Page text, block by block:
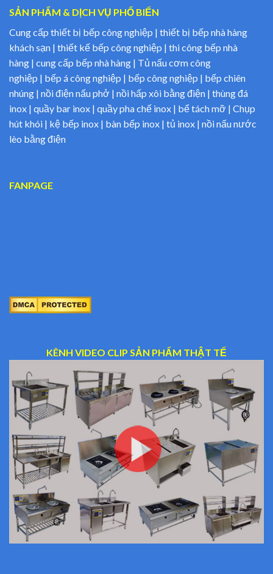
SẢN PHẨM & DỊCH VỤ PHỔ BIẾN
Cung cấp thiết bị bếp công nghiệp | thiết bị bếp nhà hàng
khách sạn | thiết kế bếp công nghiệp | thi công bếp nhà
hàng | cung cấp bếp nhà hàng | Tủ nấu cơm công
nghiệp | bếp á công nghiệp | bếp công nghiệp | bếp chiên
nhúng | nồi điện nấu phở | nồi hấp xôi bằng điện | thùng đá
inox | quầy bar inox | quầy pha chế inox | bể tách mỡ | Chụp
hút khói | kệ bếp inox | bàn bếp inox | tủ inox | nồi nấu nước
lèo bằng điện
FANPAGE
KÊNH VIDEO CLIP SẢN PHẨM THẬT TẾ